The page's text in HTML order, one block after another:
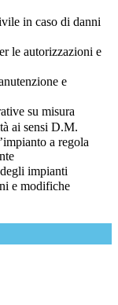
in caso di danni
le autorizzazioni e
e
su misura
ai sensi D.M.
a regola
impianti
e modifiche